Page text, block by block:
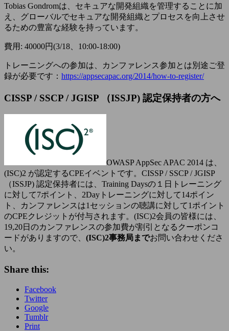
Tobias Gondromは、セキュアな開発組織を管理することに加
え、グローバルでセキュアな開発組織とプロセスを向上させ
るための豊富な経験を持っています。
費用: 40000円(3/18、10:00-18:00)
トレーニングへの参加は、カンファレンス参加とは別途ご登
録が必要です： https://appsecapac.org/2014/how-to-register/
CISSP / SSCP / JGISP （ISSJP) 認定保持者の方へ
OWASP AppSec APAC 2014 は、
(ISC)2 が認定するCPEイベントです。CISSP / SSCP / JGISP
（ISSJP) 認定保持者には、Training Daysの１日トレーニング
に対して7ポイント、2Dayトレーニングに対して14ポイン
ト、カンファレンスは1セッションの聴講に対して1ポイント
のCPEクレジットが付与されます。(ISC)2会員の皆様には、
19,20日のカンファレンスの参加費が割引となるクーポンコ
ードがありますので、 (ISC)2事務局までお問い合わせくださ
い。
Share this:
Facebook
Twitter
Google
Tumblr
Print